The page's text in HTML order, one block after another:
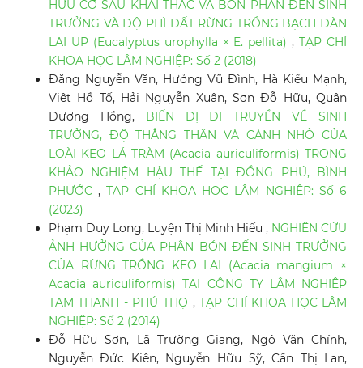
HỮU CƠ SAU KHAI THÁC VÀ BÓN PHÂN ĐẾN SINH
TRƯỞNG VÀ ĐỘ PHÌ ĐẤT RỪNG TRỒNG BẠCH ĐÀN
LAI UP (Eucalyptus urophylla × E. pellita),TẠP CHÍ
KHOA HỌC LÂM NGHIỆP: Số 2 (2018)
Đăng Nguyễn Văn, Hưởng Vũ Đình, Hà Kiều Mạnh,
Việt Hồ Tố, Hải Nguyễn Xuân, Sơn Đỗ Hữu, Quân
Dương Hồng, BIẾN DỊ DI TRUYỀN VỀ SINH
TRƯỞNG, ĐỘ THẲNG THÂN VÀ CÀNH NHỎ CỦA
LOÀI KEO LÁ TRÀM (Acacia auriculiformis) TRONG
KHẢO NGHIỆM HẬU THẾ TẠI ĐỒNG PHÚ, BÌNH
PHƯỚC,TẠP CHÍ KHOA HỌC LÂM NGHIỆP: Số 6
(2023)
Phạm Duy Long, Luyện Thị Minh Hiếu , NGHIÊN CỨU
ẢNH HƯỞNG CỦA PHÂN BÓN ĐẾN SINH TRƯỞNG
CỦA RỪNG TRỒNG KEO LAI (Acacia mangium ×
Acacia auriculiformis) TẠI CÔNG TY LÂM NGHIỆP
TAM THANH - PHÚ THỌ ,TẠP CHÍ KHOA HỌC LÂM
NGHIỆP: Số 2 (2014)
Đỗ Hữu Sơn, Lã Trường Giang, Ngô Văn Chính,
Nguyễn Đức Kiên, Nguyễn Hữu Sỹ, Cấn Thị Lan,